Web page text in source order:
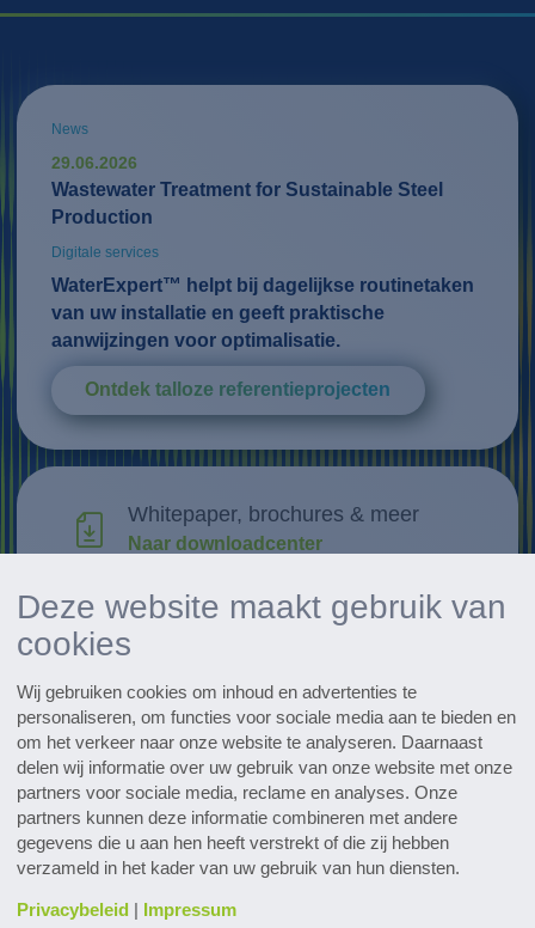
Deze website maakt gebruik van
cookies
Wij gebruiken cookies om inhoud en advertenties te
personaliseren, om functies voor sociale media aan te bieden en
om het verkeer naar onze website te analyseren. Daarnaast
delen wij informatie over uw gebruik van onze website met onze
partners voor sociale media, reclame en analyses. Onze
partners kunnen deze informatie combineren met andere
gegevens die u aan hen heeft verstrekt of die zij hebben
verzameld in het kader van uw gebruik van hun diensten.
Privacybeleid | Impressum
News
29.06.2026
Wastewater Treatment for Sustainable Steel
Production
Digitale services
WaterExpert™ helpt bij dagelijkse routinetaken
van uw installatie en geeft praktische
aanwijzingen voor optimalisatie.
Ontdek talloze referentieprojecten
Whitepaper, brochures & meer
Naar downloadcenter
Research & Development
Ontdek innovaties
Alle evenementen in een oogopslag
Naar de data
Subscribe to the pharmaceutical
newsletter